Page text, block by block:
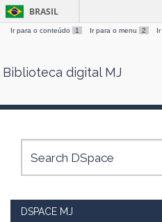
Skip
BRASIL
Ir para o conteúdo 1 Ir para o menu 2
Biblioteca digital MJ
DSPACE MJ